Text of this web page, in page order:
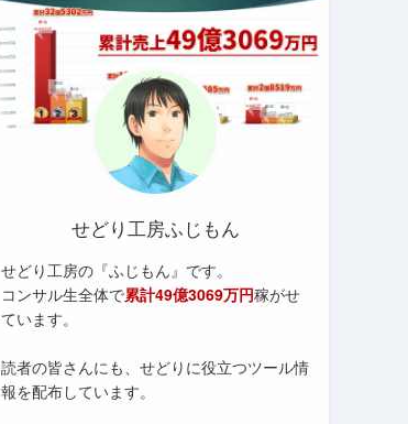
せどり工房ふじもん
せどり工房の『ふじもん』です。
コンサル生全体で累計49億3069万円稼がせ
ています。
読者の皆さんにも、せどりに役立つツール情
報を配布しています。